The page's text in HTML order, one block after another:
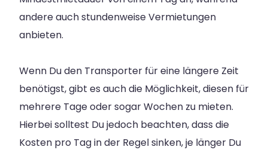
andere auch stundenweise Vermietungen
anbieten.
Wenn Du den Transporter für eine längere Zeit
benötigst, gibt es auch die Möglichkeit, diesen für
mehrere Tage oder sogar Wochen zu mieten.
Hierbei solltest Du jedoch beachten, dass die
Kosten pro Tag in der Regel sinken, je länger Du